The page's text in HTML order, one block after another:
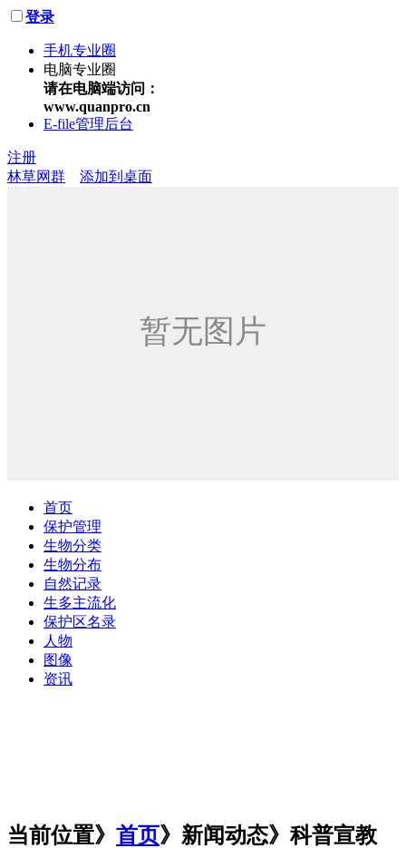
登录
手机专业圈
电脑专业圈
请在电脑端访问：
www.quanpro.cn
E-file管理后台
注册
林草网群
添加到桌面
首页
保护管理
生物分类
生物分布
自然记录
生多主流化
保护区名录
人物
图像
资讯
当前位置》 首页》 新闻动态》科普宣教